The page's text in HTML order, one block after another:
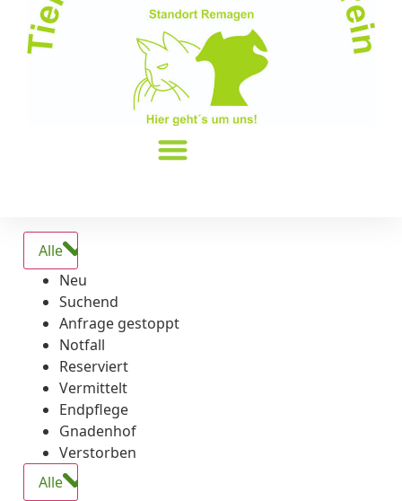
Alle
Neu
Suchend
Anfrage gestoppt
Notfall
Reserviert
Vermittelt
Endpflege
Gnadenhof
Verstorben
Alle